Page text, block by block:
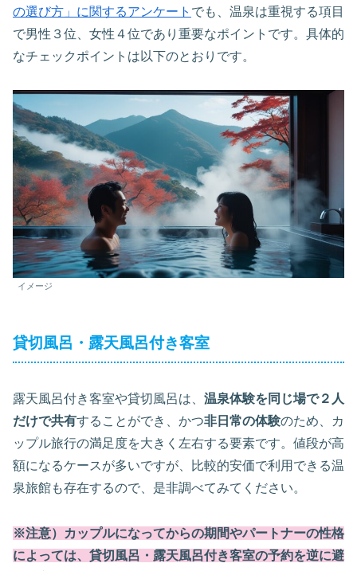
の選び方」に関するアンケート でも、温泉は重視する項目
で男性３位、女性４位であり重要なポイントです。具体的
なチェックポイントは以下のとおりです。
イメージ
貸切風呂・露天風呂付き客室
露天風呂付き客室や貸切風呂は、 温泉体験を同じ場で２人
だけで共有することができ、かつ非日常の体験のため、カ
ップル旅行の満足度を大きく左右する要素です。値段が高
額になるケースが多いですが、比較的安価で利用できる温
泉旅館も存在するので、是非調べてみてください。
※注意）カップルになってからの期間やパートナーの性格
によっては、貸切風呂・露天風呂付き客室の予約を逆に避